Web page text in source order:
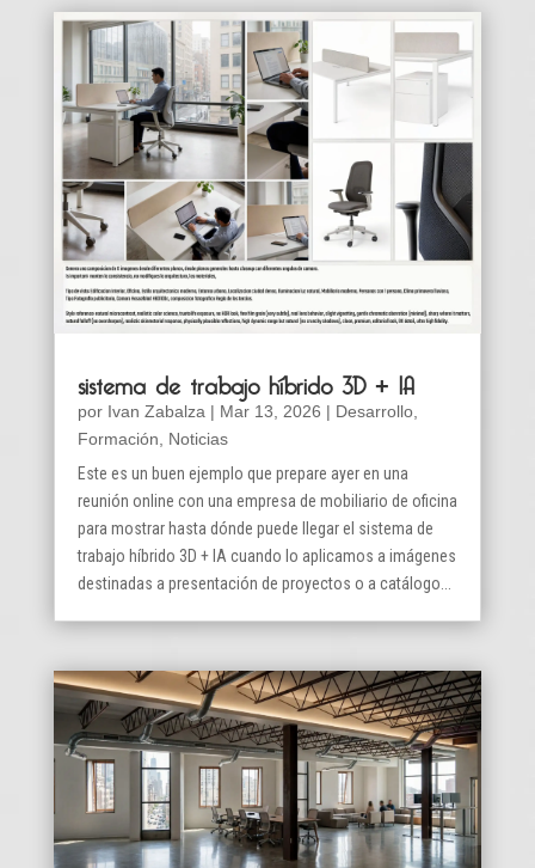
sistema de trabajo híbrido 3D + IA
por Ivan Zabalza | Mar 13, 2026 | Desarrollo,
Formación
Noticias
Este es un buen ejemplo que prepare ayer en una
reunión online con una empresa de mobiliario de oficina
para mostrar hasta dónde puede llegar el sistema de
trabajo híbrido 3D + IA cuando lo aplicamos a imágenes
destinadas a presentación de proyectos o a catálogo...